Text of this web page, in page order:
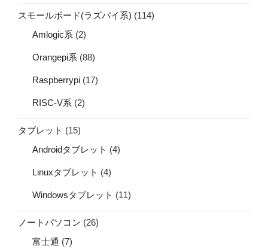
スモールボード(ラズパイ系) (114)
Amlogic系 (2)
Orangepi系 (88)
Raspberrypi (17)
RISC-V系 (2)
タブレット (15)
Androidタブレット (4)
Linuxタブレット (4)
Windowsタブレット (11)
ノートパソコン (26)
富士通 (7)